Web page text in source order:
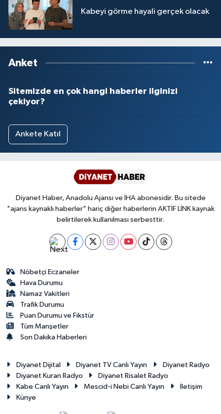
Kabeyi görme hayali gerçek olacak
Anket
Sitemizde en çok hangi haberler ilginizi
çekiyor?
Ankete Katıl
Diyanet Haber, Anadolu Ajansı ve İHA abonesidir. Bu sitede
"ajans kaynaklı haberler" hariç diğer haberlerin AKTİF LİNK kaynak
belirtilerek kullanılması serbesttir.
Nöbetçi Eczaneler
Hava Durumu
Namaz Vakitleri
Trafik Durumu
Puan Durumu ve Fikstür
Tüm Manşetler
Son Dakika Haberleri
Diyanet Dijital Diyanet TV Canlı Yayın
Diyanet Radyo
Diyanet Kuran Radyo
Diyanet Risalet Radyo
Kabe Canlı Yayın
Mescid-i Nebi Canlı Yayın
İletişim
Künye
Yozgat Müftülüğü
Zonguldak Müftülüğü